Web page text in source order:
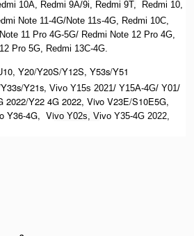
10A, Redmi 9A/9i, Redmi 9T,
Redmi 10,
Note 11-4G/Note 11s-4G, Redmi 10C,
11 Pro 4G-5G/ Redmi Note 12 Pro 4G,
Pro 5G, Redmi 13C-4G.
Y20/Y20S/Y12S, Y53s/Y51
Y21s, Vivo Y15s 2021/ Y15A-4G/ Y01/
2022/Y22 4G 2022, Vivo V23E/S10E5G,
Y36-4G, Vivo Y02s, Vivo Y35-4G 2022,